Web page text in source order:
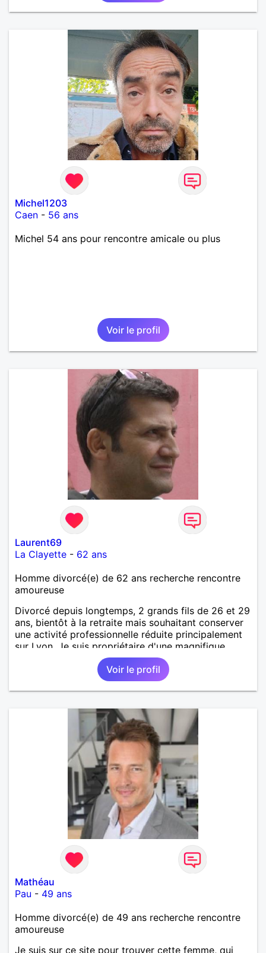
Michel1203
Caen - 56 ans
Michel 54 ans pour rencontre amicale ou plus
Voir le profil
Laurent69
La Clayette - 62 ans
Homme divorcé(e) de 62 ans recherche rencontre
amoureuse
Divorcé depuis longtemps, 2 grands fils de 26 et 29
ans, bientôt à la retraite mais souhaitant conserver
une activité professionnelle réduite principalement
sur Lyon. Je suis propriétaire d'une magnifique
maison proche de La Clayette (71) dans laquelle
j'espère pouvoir maintenant passer plus de temps et
avoir le plaisir de recevoir une femme aimable tant
au point de vue physique qu'intellectuel. La région
style Roman qu'il est agréable de contempler en
agréable compagnie.
Voir le profil
Mathéau
Pau - 49 ans
Homme divorcé(e) de 49 ans recherche rencontre
amoureuse
Je suis sur ce site pour trouver cette femme, qui